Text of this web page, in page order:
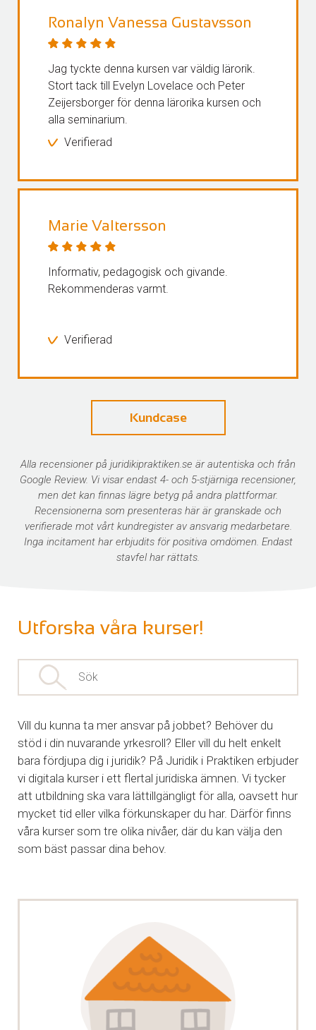
Ronalyn Vanessa Gustavsson
Jag tyckte denna kursen var väldig lärorik.
Stort tack till Evelyn Lovelace och Peter
Zeijersborger för denna lärorika kursen och
alla seminarium.
Verifierad
Marie Valtersson
Informativ, pedagogisk och givande.
Rekommenderas varmt.
Verifierad
Kundcase
Alla recensioner på juridikipraktiken.se är autentiska och från
Google Review. Vi visar endast 4- och 5-stjärniga recensioner,
men det kan finnas lägre betyg på andra plattformar.
Recensionerna som presenteras här är granskade och
verifierade mot vårt kundregister av ansvarig medarbetare.
Inga incitament har erbjudits för positiva omdömen. Endast
stavfel har rättats.
Utforska våra kurser!
Vill du kunna ta mer ansvar på jobbet? Behöver du
stöd i din nuvarande yrkesroll? Eller vill du helt enkelt
bara fördjupa dig i juridik? På Juridik i Praktiken erbjuder
vi digitala kurser i ett flertal juridiska ämnen. Vi tycker
att utbildning ska vara lättillgängligt för alla, oavsett hur
mycket tid eller vilka förkunskaper du har. Därför finns
våra kurser som tre olika nivåer, där du kan välja den
som bäst passar dina behov.